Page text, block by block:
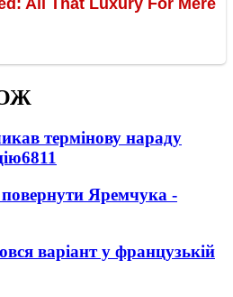
термінову нараду
6811
Яремчука -
варіант у французькій